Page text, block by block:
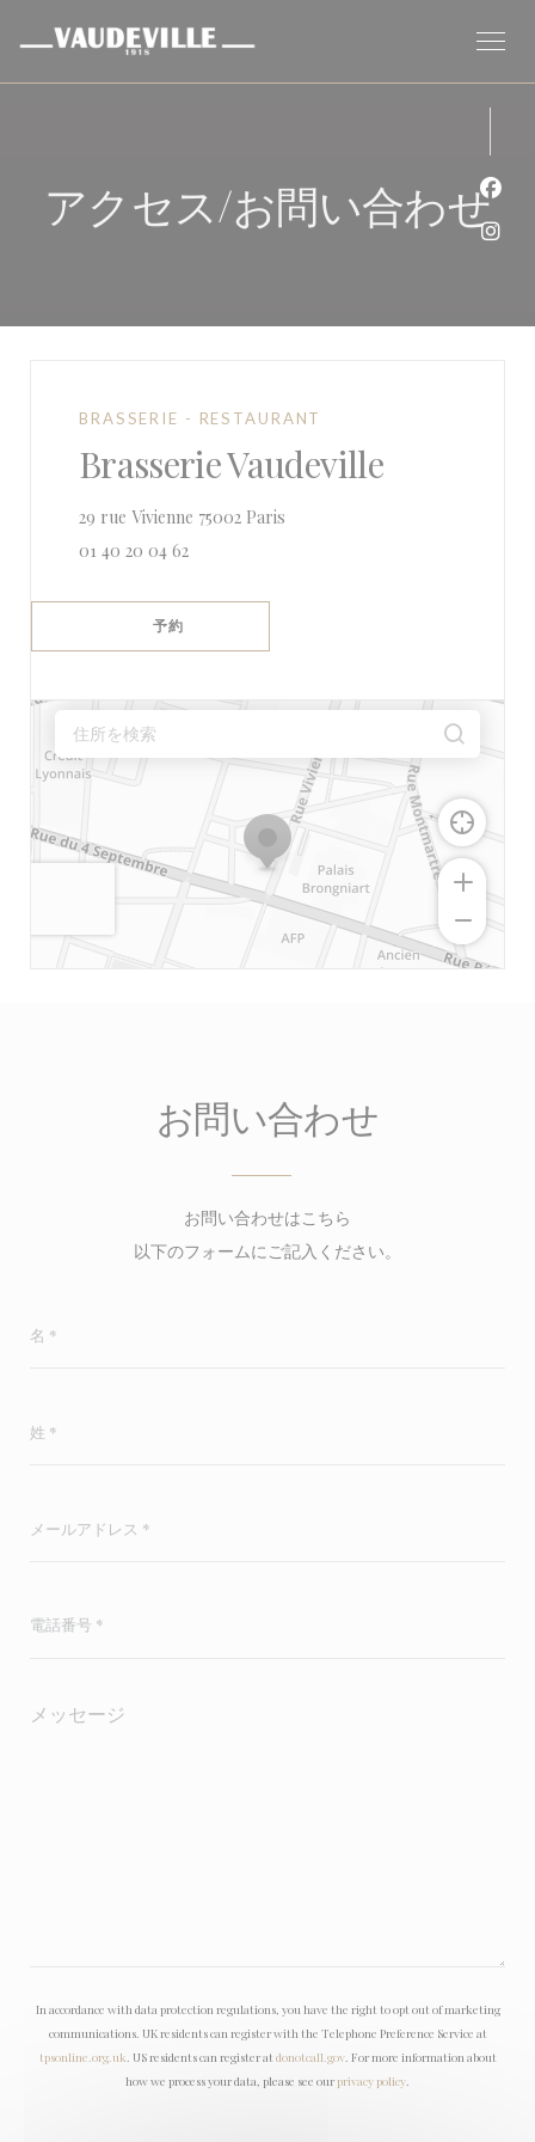
アクセス/お問い合わせ
BRASSERIE - RESTAURANT
Brasserie Vaudeville
29 rue Vivienne 75002 Paris
01 40 20 04 62
予約
お問い合わせ
お問い合わせはこちら
以下のフォームにご記入ください。
In accordance with data protection regulations, you have the right to opt out of marketing
communications. UK residents can register with the Telephone Preference Service at
tpsonline.org.uk . US residents can register at donotcall.gov. For more information about
how we process your data, please see our privacy policy